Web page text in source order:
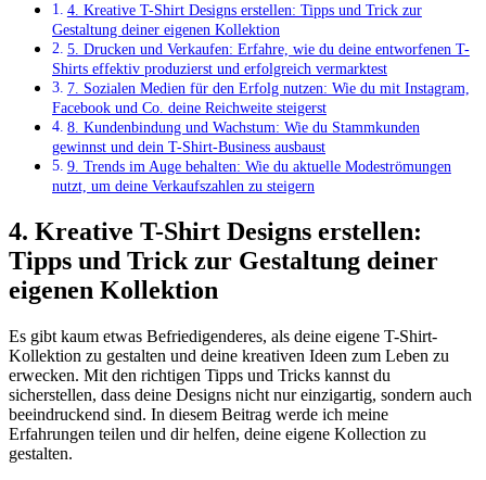
4. Kreative T-Shirt Designs erstellen: Tipps und Trick zur
Gestaltung deiner eigenen Kollektion
5. Drucken und Verkaufen: Erfahre, wie du deine entworfenen T-
Shirts effektiv produzierst und erfolgreich vermarktest
7. Sozialen Medien für den Erfolg nutzen: Wie du mit Instagram,
Facebook und Co. deine Reichweite steigerst
8. Kundenbindung und Wachstum: Wie du Stammkunden
gewinnst und dein T-Shirt-Business ausbaust
9. Trends im Auge behalten: Wie du aktuelle Modeströmungen
nutzt, um deine Verkaufszahlen zu steigern
4. Kreative T-Shirt Designs erstellen:
Tipps und Trick zur Gestaltung deiner
eigenen Kollektion
Es gibt kaum etwas Befriedigenderes, als deine eigene T-Shirt-
Kollektion zu gestalten und deine kreativen Ideen zum Leben zu
erwecken. Mit den richtigen Tipps und Tricks kannst du
sicherstellen, dass deine Designs nicht nur einzigartig, sondern auch
beeindruckend sind. In diesem Beitrag werde ich meine
Erfahrungen teilen und dir helfen, deine eigene Kollection zu
gestalten.